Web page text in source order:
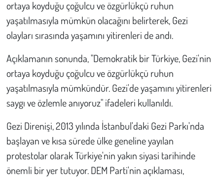
ortaya koyduğu çoğulcu ve özgürlükçü ruhun
yaşatılmasıyla mümkün olacağını belirterek, Gezi
olayları sırasında yaşamını yitirenleri de andı.
Açıklamanın sonunda,"Demokratik bir Türkiye, Gezi'nin
ortaya koyduğu çoğulcu ve özgürlükçü ruhun
yaşatılmasıyla mümkündür. Gezi'de yaşamını yitirenleri
saygı ve özlemle anıyoruz"ifadeleri kullanıldı.
Gezi Direnişi, 2013 yılında İstanbul'daki Gezi Parkı'nda
başlayan ve kısa sürede ülke geneline yayılan
protestolar olarak Türkiye'nin yakın siyasi tarihinde
önemli bir yer tutuyor. DEM Parti'nin açıklaması,